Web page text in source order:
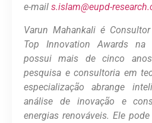
e-mail s.islam@eupd-
Varun Mahankali é
Top Innovation Awards na
possui mais de cinco
pesquisa e consultoria em
especialização abrange
análise de inovação e
energias renováveis. Ele